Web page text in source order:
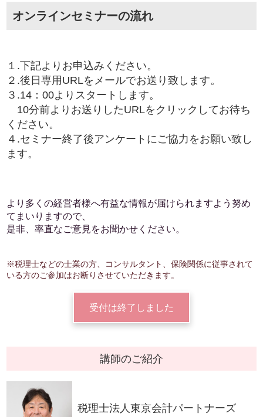
オンラインセミナーの流れ
１.下記よりお申込みください。
２.後日専用URLをメールでお送り致します。
３.14：00よりスタートします。
10分前よりお送りしたURLをクリックしてお待ち
ください。
４.セミナー終了後アンケートにご協力をお願い致し
ます。
より多くの経営者様へ有益な情報が届けられますよう努め
てまいりますので、
是非、率直なご意見をお聞かせください。
※税理士などの士業の方、コンサルタント、保険関係に従事されて
いる方のご参加はお断りさせていただきます。
受付は終了しました
講師のご紹介
税理士法人東京会計パートナーズ